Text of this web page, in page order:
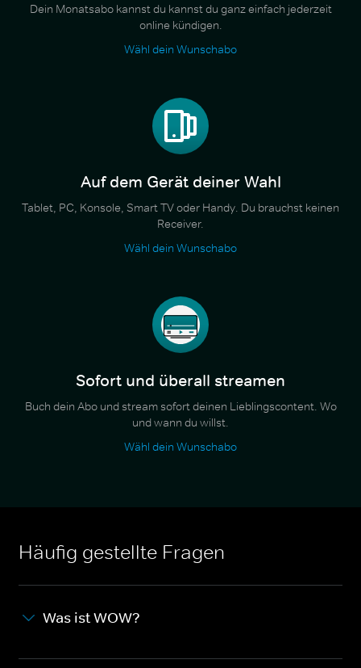
Dein Monatsabo kannst du kannst du ganz einfach jederzeit
online kündigen.
Wähl dein Wunschabo
Auf dem Gerät deiner Wahl
Tablet, PC, Konsole, Smart TV oder Handy. Du brauchst keinen
Receiver.
Wähl dein Wunschabo
Sofort und überall streamen
Buch dein Abo und stream sofort deinen Lieblingscontent. Wo
und wann du willst.
Wähl dein Wunschabo
Häufig gestellte Fragen
Was ist WOW?